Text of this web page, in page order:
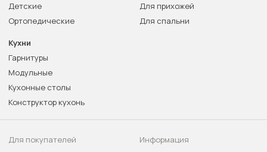
Детские
Ортопедические
Для прихожей
Для спальни
Кухни
Гарнитуры
Модульные
Кухонные столы
Конструктор кухонь
Для покупателей
Информация